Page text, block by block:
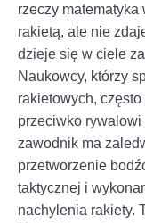
rzeczy
rakietą, ale nie
dzieje się w ciele
Naukowcy, którzy
rakietowych,
przeciwko
zawodnik ma
przetworzenie
taktycznej i
nachylenia rakiety.